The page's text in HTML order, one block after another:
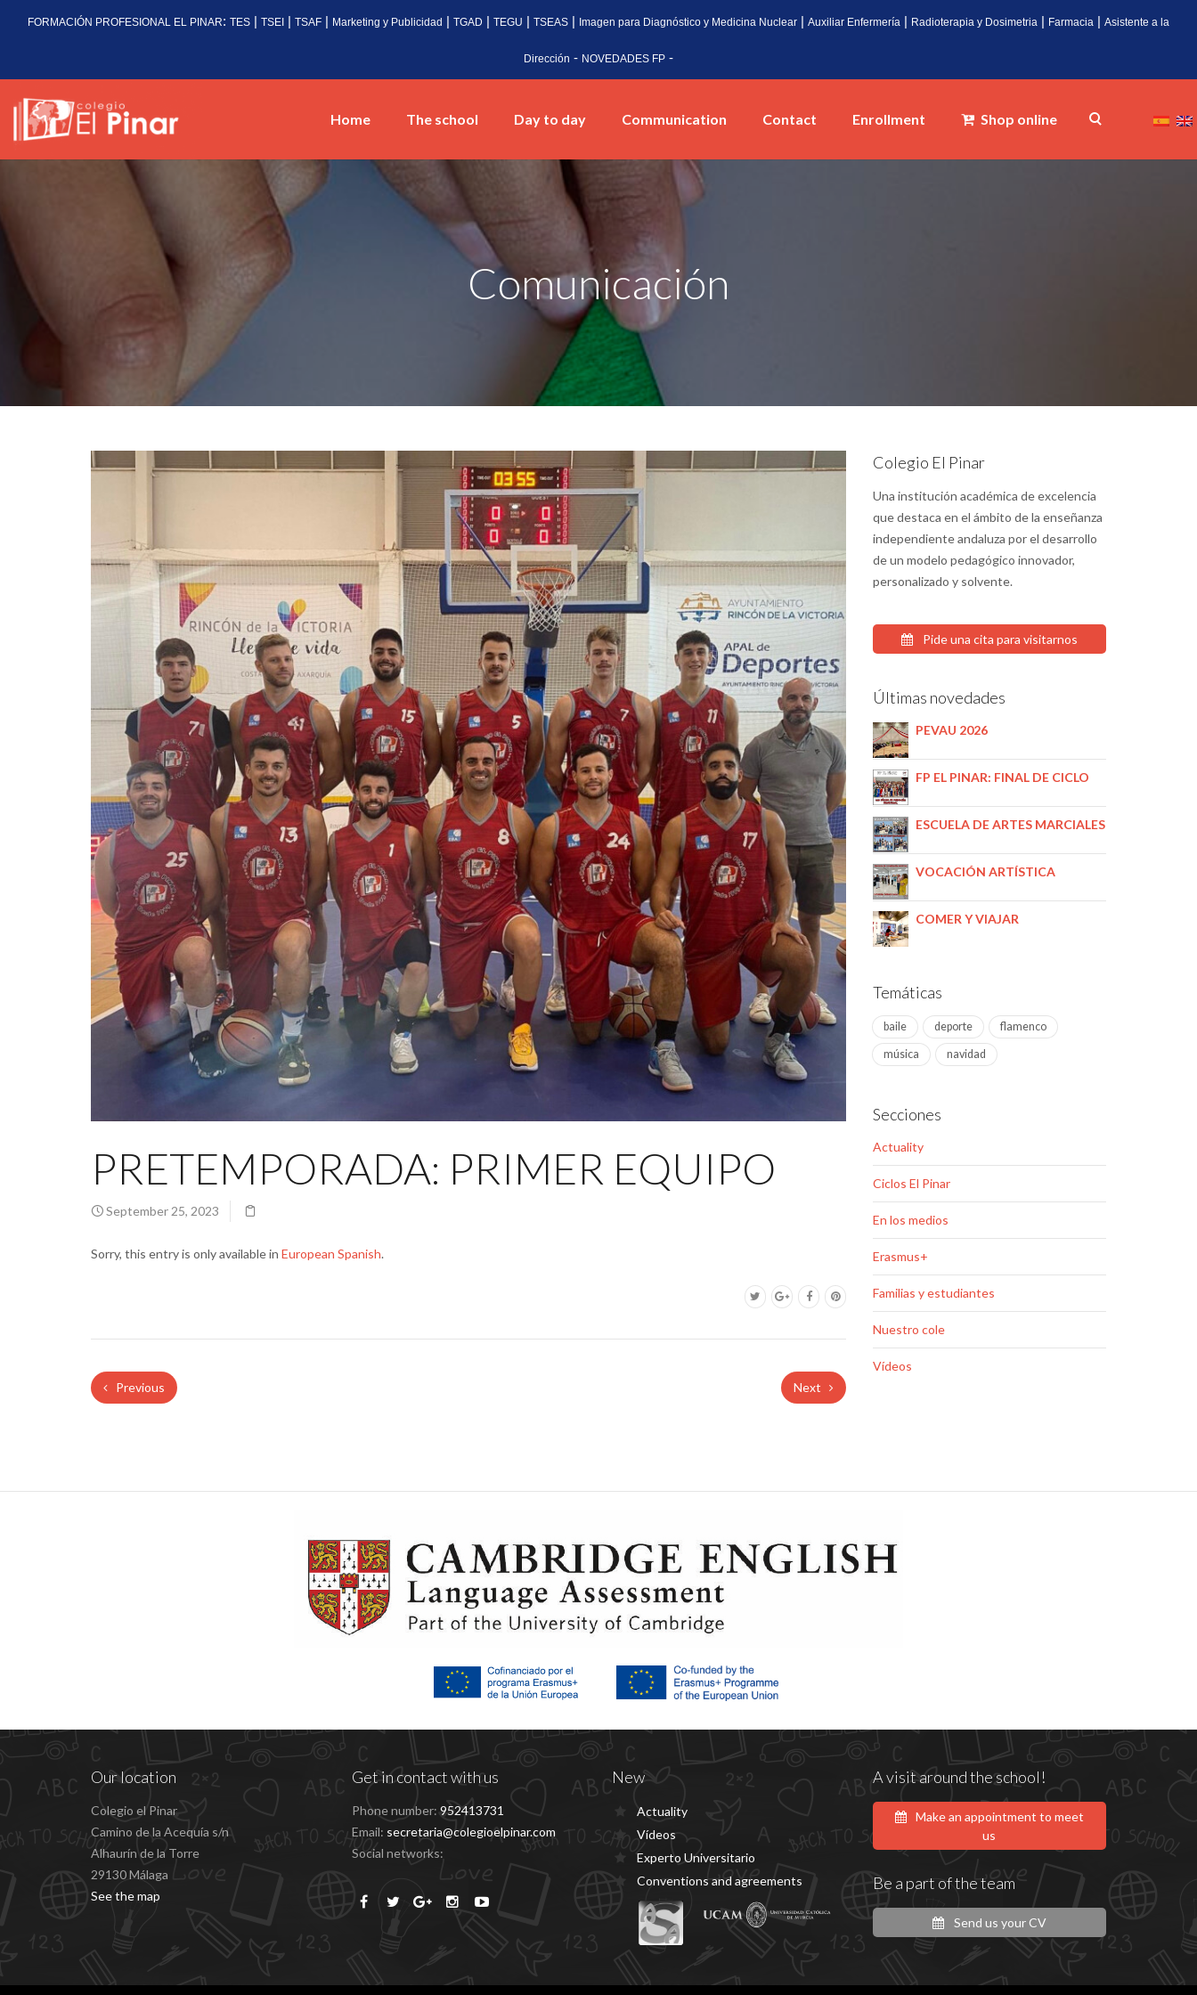
FORMACIÓN PROFESIONAL EL PINAR: TES | TSEI | TSAF | Marketing y Publicidad | TGAD | TEGU | TSEAS | Imagen para Diagnóstico y Medicina Nuclear | Auxiliar Enfermería | Radioterapia y Dosimetria | Farmacia | Asistente a la
Dirección - NOVEDADES FP -
Home The school Day to day Communication Contact Enrollment Shop online
Comunicación
PRETEMPORADA: PRIMER EQUIPO
September 25, 2023
Sorry, this entry is only available in European Spanish.
Previous Next
Colegio El Pinar
Una institución académica de excelencia
que destaca en el ámbito de la enseñanza
independiente andaluza por el desarrollo
de un modelo pedagógico innovador,
personalizado y solvente.
Pide una cita para visitarnos
Últimas novedades
PEVAU 2026
FP EL PINAR: FINAL DE CICLO
ESCUELA DE ARTES MARCIALES
VOCACIÓN ARTÍSTICA
COMER Y VIAJAR
Temáticas
baile deporte flamenco
música navidad
Secciones
Actuality
Ciclos El Pinar
En los medios
Erasmus+
Familias y estudiantes
Nuestro cole
Vídeos
Our location
Colegio el Pinar
Camino de la Acequía s/n
Alhaurín de la Torre
29130 Málaga
See the map
Get in contact with us
Phone number: 952413731
Email: secretaria@colegioelpinar.com
Social networks:
New
Actuality
Vídeos
Experto Universitario
Conventions and agreements
A visit around the school!
Make an appointment to meet
us
Be a part of the team
Send us your CV